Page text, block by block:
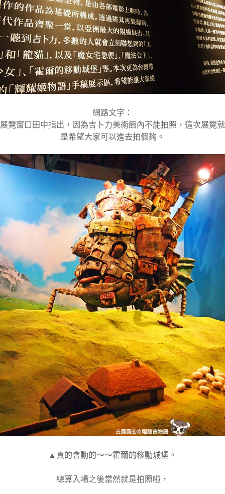
網路文字：
展覽窗口田中指出，因為吉卜力美術館內不能拍照，這次展覽就
是希望大家可以進去拍個夠。
▲真的會動的～～霍爾的移動城堡。
總算入場之後當然就是拍照啦，